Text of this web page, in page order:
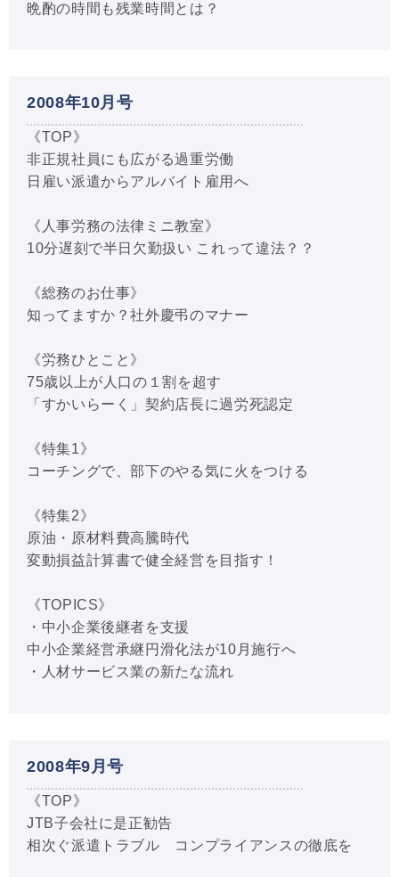
晩酌の時間も残業時間とは？
2008年10月号
《TOP》
非正規社員にも広がる過重労働
日雇い派遣からアルバイト雇用へ
《人事労務の法律ミニ教室》
10分遅刻で半日欠勤扱い これって違法？？
《総務のお仕事》
知ってますか？社外慶弔のマナー
《労務ひとこと》
75歳以上が人口の１割を超す
「すかいらーく」契約店長に過労死認定
《特集1》
コーチングで、部下のやる気に火をつける
《特集2》
原油・原材料費高騰時代
変動損益計算書で健全経営を目指す！
《TOPICS》
・中小企業後継者を支援
中小企業経営承継円滑化法が10月施行へ
・人材サービス業の新たな流れ
2008年9月号
《TOP》
JTB子会社に是正勧告
相次ぐ派遣トラブル コンプライアンスの徹底を